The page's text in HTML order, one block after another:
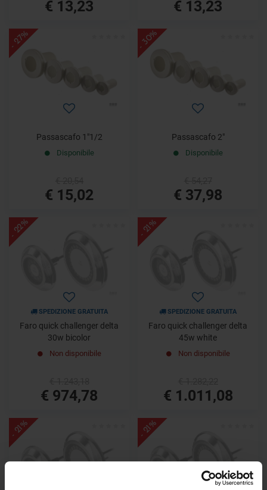
€ 13,23 € 13,23
- 27%
Passascafo 1"1/2
Disponibile
€ 15,02
- 30%
Passascafo 2"
Disponibile
€ 37,98
- 22%
SPEDIZIONE GRATUITA
Faro quick challenger delta
30w bicolor
Non disponibile
€ 974,78
- 21%
SPEDIZIONE GRATUITA
Faro quick challenger delta
45w white
Non disponibile
€ 1.011,08
- 21% - 21%